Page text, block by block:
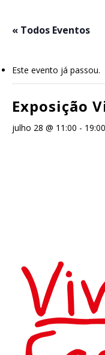
main« Todos Eventos
Este evento já passou.
Exposição
julho 28 @ 11:00 - 19:00